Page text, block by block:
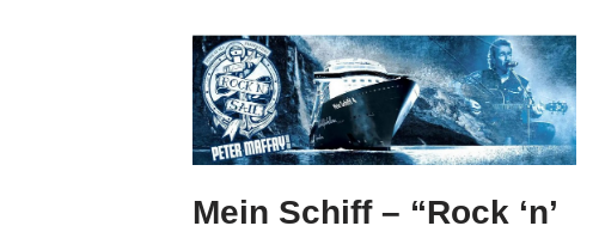
Mein Schiff – “Rock ‘n’